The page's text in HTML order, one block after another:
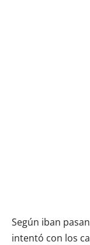
Según iban
intentó con los